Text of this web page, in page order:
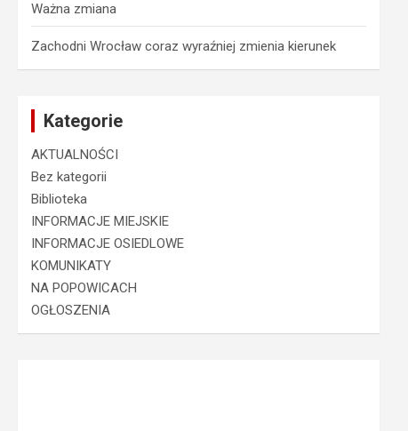
Ważna zmiana
Zachodni Wrocław coraz wyraźniej zmienia kierunek
Kategorie
AKTUALNOŚCI
Bez kategorii
Biblioteka
INFORMACJE MIEJSKIE
INFORMACJE OSIEDLOWE
KOMUNIKATY
NA POPOWICACH
OGŁOSZENIA